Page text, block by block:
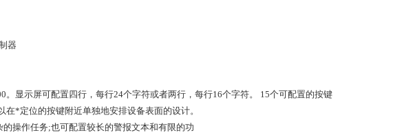
器
。显示屏可配置四行，每行24个字符或者两行，每行16个字符。 15个可配置的按键
*定位的按键附近单独地安排设备表面的设计。
操作任务;也可配置较长的警报文本和有限的功